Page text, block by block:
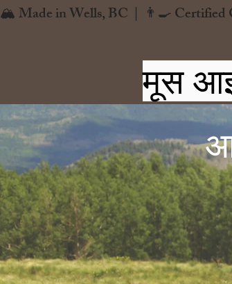
🏔️ Made in Wells, BC  |  👨‍🍳 Certified
मूस